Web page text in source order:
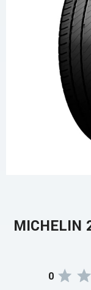
MICHELIN
0